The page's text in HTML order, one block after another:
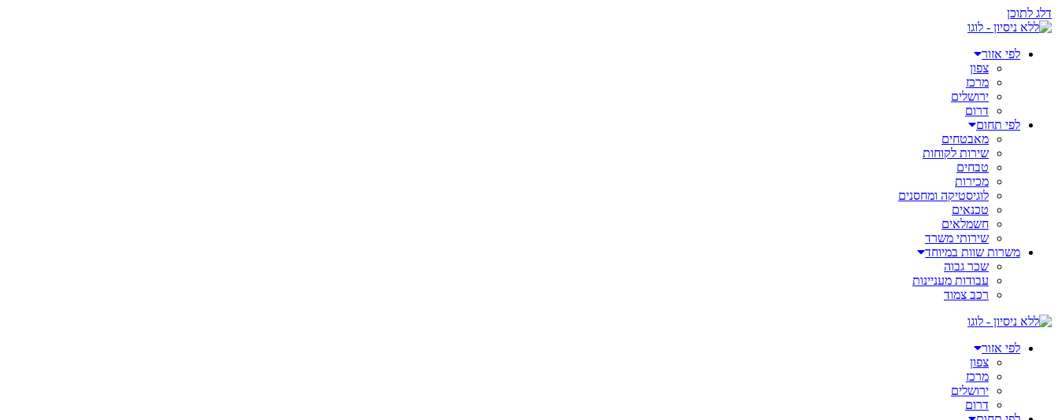
דלג לתוכן
לפי אזור
צפון
מרכז
ירושלים
דרום
לפי תחום
מאבטחים
שירות לקוחות
טבחים
מכירות
לוגיסטיקה ומחסנים
טכנאים
חשמלאים
שירותי משרד
משרות שוות במיוחד
שכר גבוה
עבודות מעניינות
רכב צמוד
לפי אזור
צפון
מרכז
ירושלים
דרום